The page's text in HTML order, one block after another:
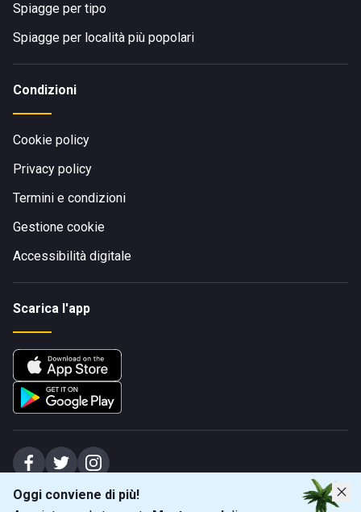
Oggi conviene di più!
Spiagge per tipo
Spiagge per località più popolari
Condizioni
Cookie policy
Privacy policy
Termini e condizioni
Gestione cookie
Accessibilità digitale
Scarica l'app
Spiagge Srl - Sede legale: Via Marecchiese 48, 47923 Rimini (RN), IT -